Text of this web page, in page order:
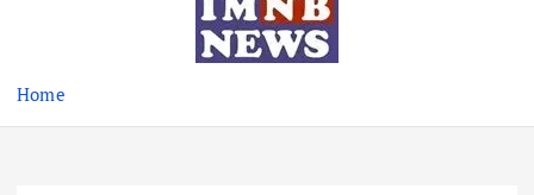
Home